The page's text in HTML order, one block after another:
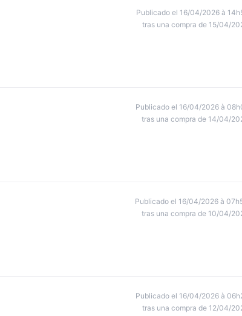
Publicado el 16/04/2026 à
tras una compra de 15/04/
Publicado el 16/04/2026 à
tras una compra de 14/04/
Publicado el 16/04/2026 à
tras una compra de 10/04/
Publicado el 16/04/2026 à
tras una compra de 12/04/